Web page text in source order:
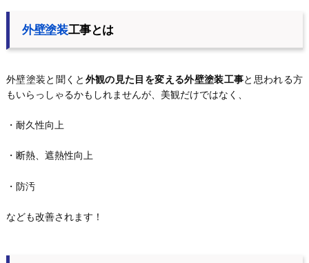
外壁塗装工事とは
外壁塗装と聞くと 外観の見た目を変える外壁塗装工事と思われる方
もいらっしゃるかもしれませんが、美観だけではなく、
・耐久性向上
・断熱、遮熱性向上
・防汚
なども改善されます！